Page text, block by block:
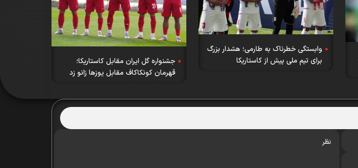
وابستگی خطرناک به طارمی؛ هشدار بزرگ
برای تیم ملی پیش از کاستاریکا
جشنواره گل ایران مقابل کاستاریکا؛
قهرمان کونکاکاف مقابل یوزها زانو زد